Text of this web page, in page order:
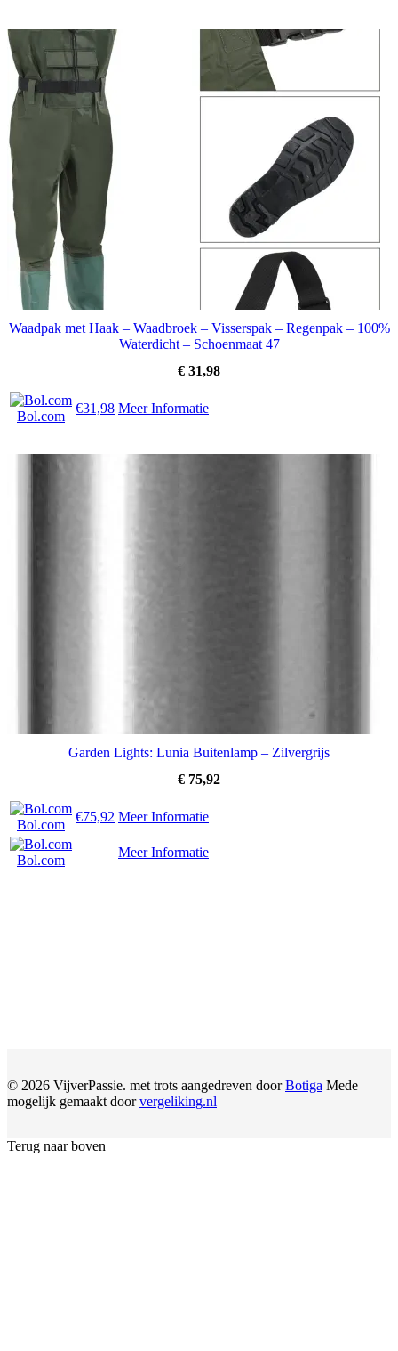
Waadpak met Haak – Waadbroek – Visserspak – Regenpak – 100%
Waterdicht – Schoenmaat 47
€ 31,98
Bol.com
€31,98 Meer Informatie
Garden Lights: Lunia Buitenlamp – Zilvergrijs
€ 75,92
Bol.com
€75,92 Meer Informatie
Bol.com
Meer Informatie
© 2026 VijverPassie. met trots aangedreven doorBotiga Mede
mogelijk gemaakt doorvergeliking.nl
Terug naar boven